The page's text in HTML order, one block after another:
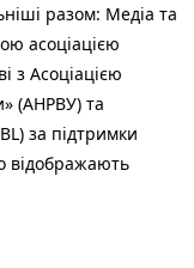
разом: Медіа та
асоціацією
з Асоціацією
(АНРВУ) та
за підтримки
відображають